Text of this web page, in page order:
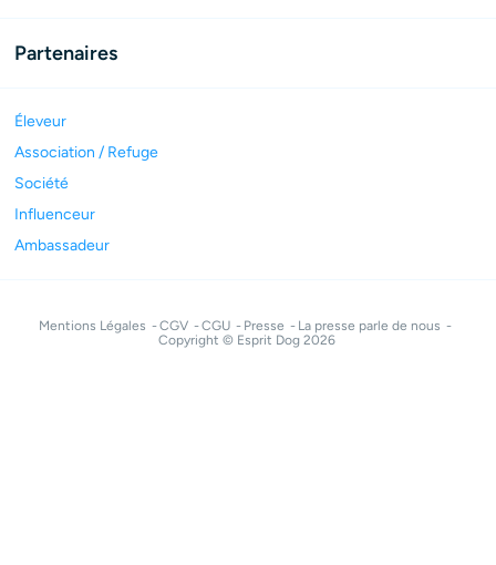
Partenaires
Éleveur
Association / Refuge
Société
Influenceur
Ambassadeur
Mentions Légales CGV CGU Presse
La presse parle de nous
Copyright © Esprit Dog 2026